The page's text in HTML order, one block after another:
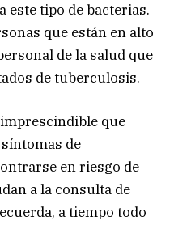
este tipo de bacterias.
que están en alto
de la salud que
de tuberculosis.
que
de
en riesgo de
a la consulta de
a tiempo todo